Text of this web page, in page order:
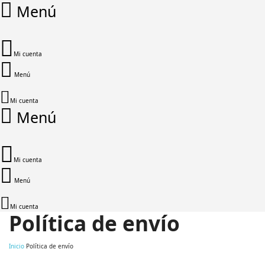
Menú
Mi cuenta
Menú
Mi cuenta
Menú
Mi cuenta
Menú
Mi cuenta
Política de envío
Inicio Política de envío